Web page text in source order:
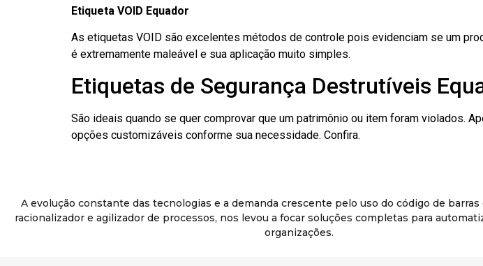
Etiqueta VOID Equador
As etiquetas VOID são excelentes métodos de controle pois evidenciam se um
é extremamente maleável e sua aplicação muito simples.
Etiquetas de Segurança Destrutíveis
São ideais quando se quer comprovar que um patrimônio ou item foram violados.
opções customizáveis conforme sua necessidade. Confira.
A evolução constante das tecnologias e a demanda crescente pelo uso do código de
racionalizador e agilizador de processos, nos levou a focar soluções completas para
organizações.